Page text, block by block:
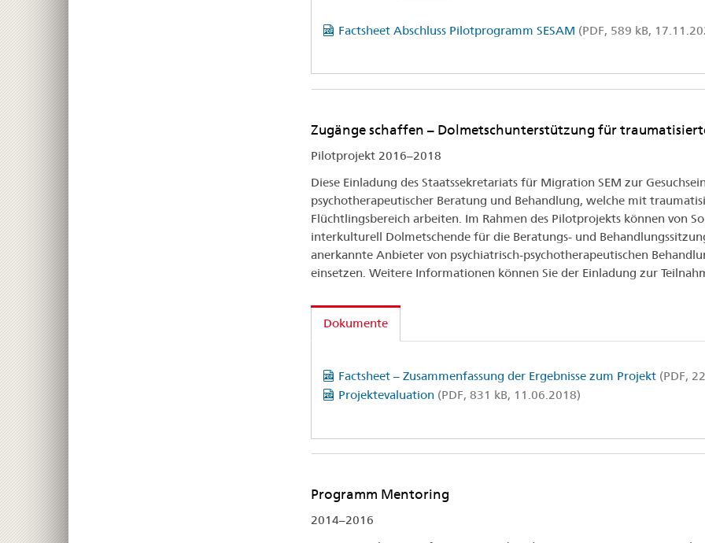
Factsheet Abschluss Pilotprogramm SESAM (PDF, 589 kB,
Zugänge schaffen – Dolmetschunterstützung für
Pilotprojekt 2016–2018
Diese Einladung des Staatssekretariats für Migration SEM zur
psychotherapeutischer Beratung und Behandlung, welche mit
Flüchtlingsbereich arbeiten. Im Rahmen des Pilotprojekts können von
interkulturell Dolmetschende für die Beratungs- und
anerkannte Anbieter von psychiatrisch-psychotherapeutischen
einsetzen. Weitere Informationen können Sie der Einladung zur
Dokumente
Factsheet – Zusammenfassung der Ergebnisse zum Projekt(PDF,
Projektevaluation (PDF, 831 kB, 11.06.2018)
Programm Mentoring
2014–2016